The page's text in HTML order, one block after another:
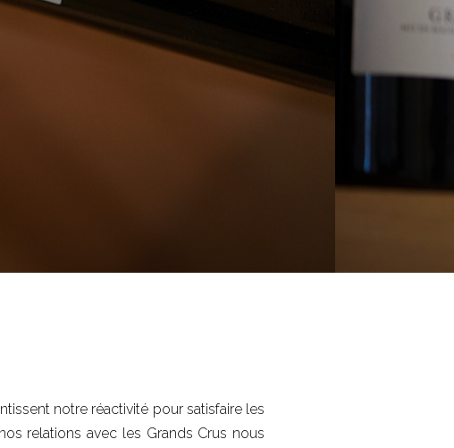
notre réactivité pour satisfaire les
relations avec les Grands Crus nous